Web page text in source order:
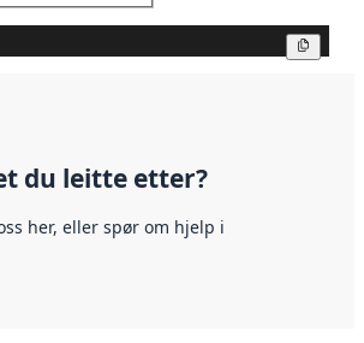
du leitte etter?
her, eller spør om hjelp i